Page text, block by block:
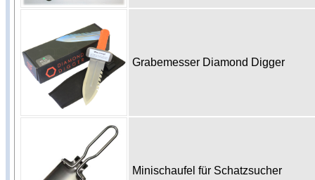
Grabemesser Diamond Digger
Minischaufel für Schatzsucher